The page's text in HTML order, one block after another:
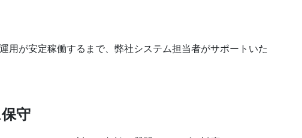
用が安定稼働するまで、弊社システム担当者がサポートいた
守